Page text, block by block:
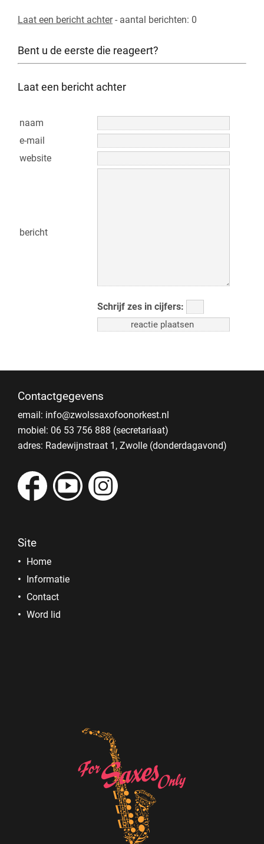
Laat een bericht achter- aantal berichten: 0
Bent u de eerste die reageert?
Laat een bericht achter
naam
e-mail
website
bericht
Schrijf zes in cijfers:
Contactgegevens
email: info@zwolssaxofoonorkest.nl
mobiel: 06 53 756 888 (secretariaat)
adres: Radewijnstraat 1, Zwolle (donderdagavond)
Site
Home
Informatie
Contact
Word lid